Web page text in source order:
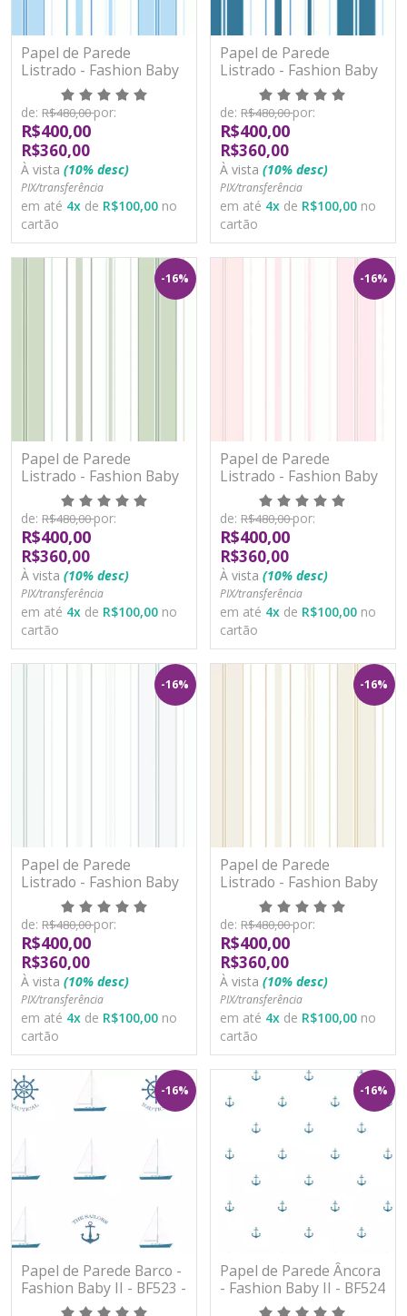
Papel de Parede
Listrado - Fashion Baby
II - BF517 - Vinílico
de: R$480,00por:
R$400,00
R$360,00
À vista (10% desc)
PIX/transferência
em até 4x de R$100,00 no
cartão
Papel de Parede
Listrado - Fashion Baby
II - BF518 - Vinílico
de: R$480,00por:
R$400,00
R$360,00
À vista (10% desc)
PIX/transferência
em até 4x de R$100,00 no
cartão
-16%
Papel de Parede
Listrado - Fashion Baby
II - BF519 - Vinílico
de: R$480,00por:
R$400,00
R$360,00
À vista (10% desc)
PIX/transferência
em até 4x de R$100,00 no
cartão
-16%
Papel de Parede
Listrado - Fashion Baby
II - BF520 - Vinílico
de: R$480,00por:
R$400,00
R$360,00
À vista (10% desc)
PIX/transferência
em até 4x de R$100,00 no
cartão
-16%
Papel de Parede
Listrado - Fashion Baby
II - BF521 - Vinílico
de: R$480,00por:
R$400,00
R$360,00
À vista (10% desc)
PIX/transferência
em até 4x de R$100,00 no
cartão
-16%
Papel de Parede
Listrado - Fashion Baby
II - BF522 - Vinílico
de: R$480,00por:
R$400,00
R$360,00
À vista (10% desc)
PIX/transferência
em até 4x de R$100,00 no
cartão
-16%
Papel de Parede Barco -
Fashion Baby II - BF523 -
Vinílico
-16%
Papel de Parede Âncora
- Fashion Baby II - BF524
- Vinílico